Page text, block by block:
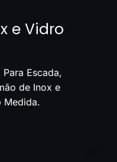
e Vidro
Escada,
de Inox e
Medida.